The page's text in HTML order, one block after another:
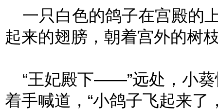
一只白色的鸽子在宫殿的
起来的翅膀，朝着宫外的树
“王妃殿下——”远处，小葵
着手喊道，“小鸽子飞起来了